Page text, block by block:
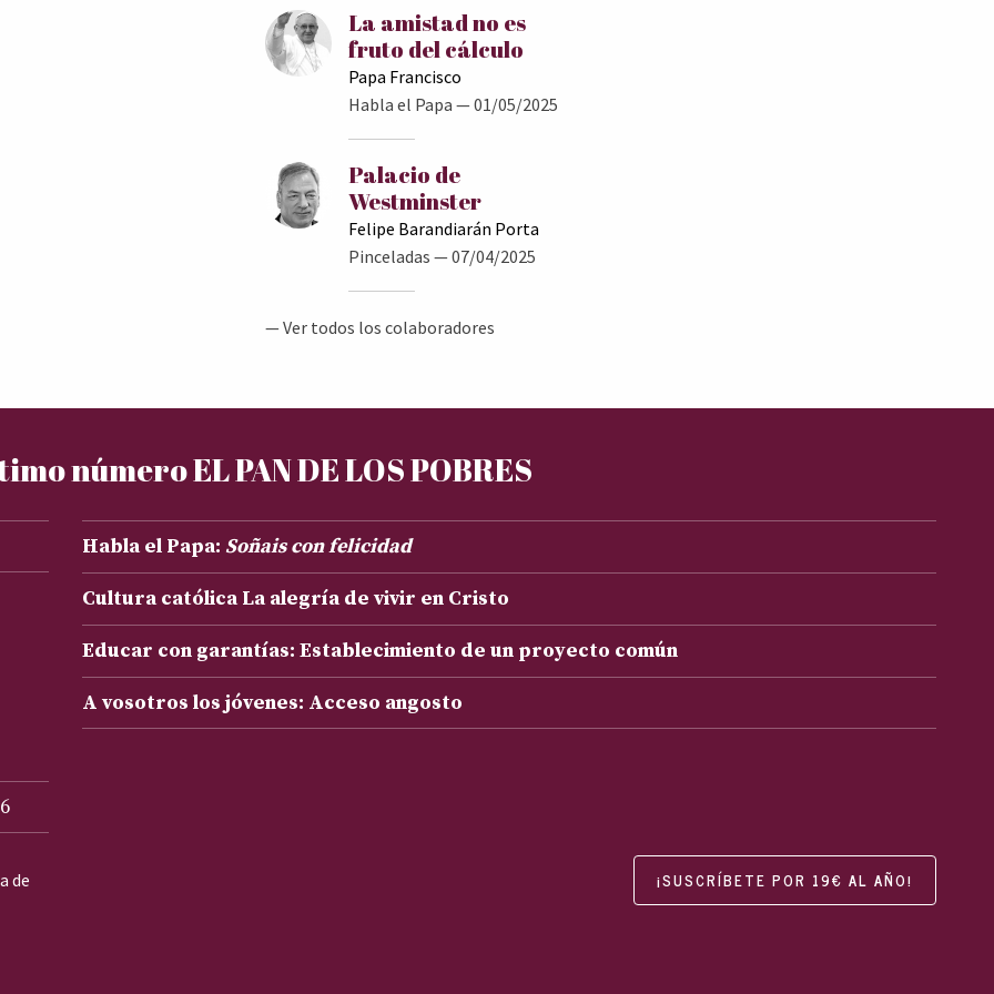
La amistad no es
fruto del cálculo
Papa Francisco
Habla el Papa — 01/05/2025
Palacio de
Westminster
Felipe Barandiarán Porta
Pinceladas — 07/04/2025
— Ver todos los colaboradores
número EL PAN DE LOS POBRES
Habla el Papa: Soñais con felicidad
Cultura católica La alegría de vivir en Cristo
Educar con garantías: Establecimiento de un proyecto común
A vosotros los jóvenes: Acceso angosto
de ¡SUSCRÍBETE POR 19€ AL AÑO!